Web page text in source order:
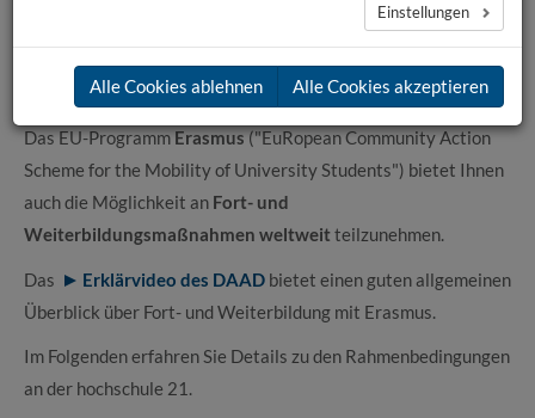
Das EU-ProgrammErasmus("EuRopean Community Action
Scheme for the Mobility of University Students") bietet Ihnen
auch die Möglichkeit an Fort- und
Weiterbildungsmaßnahmen weltweitteilzunehmen.
Das Erklärvideo des DAAD bietet einen guten allgemeinen
Überblick über Fort- und Weiterbildung mit Erasmus.
Im Folgenden erfahren Sie Details zu den Rahmenbedingungen
an der hochschule 21.
Einstellungen
Alle Cookies ablehnen Alle Cookies akzeptieren